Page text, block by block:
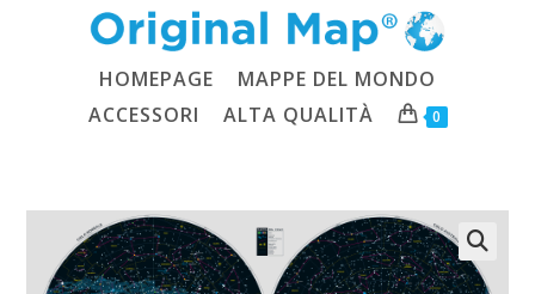
HOMEPAGE
MAPPE DEL MONDO
ACCESSORI
ALTA QUALITÀ 0
🔍